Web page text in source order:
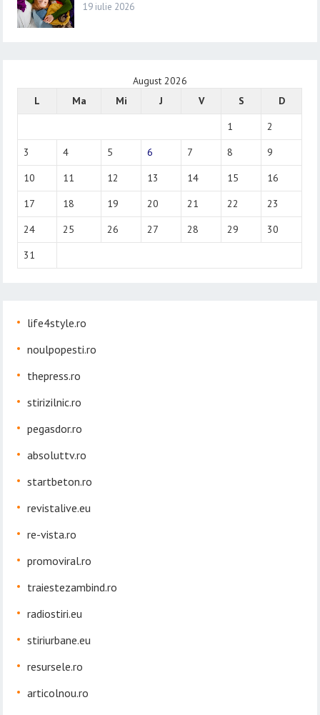
19 iulie 2026
August 2026
L
Ma Mi J V S
D
1
2
3
4 5 6 7 8
9
10
11 12 13 14 15
16
17
18 19 20 21 22
23
24
25 26 27 28 29
30
31
life4style.ro
noulpopesti.ro
thepress.ro
stirizilnic.ro
pegasdor.ro
absoluttv.ro
startbeton.ro
revistalive.eu
re-vista.ro
promoviral.ro
traiestezambind.ro
radiostiri.eu
stiriurbane.eu
resursele.ro
articolnou.ro